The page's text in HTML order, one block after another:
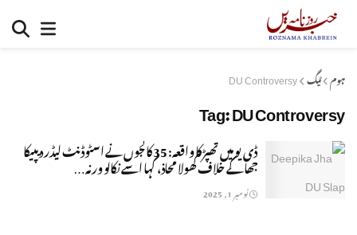
ہوم ٹیگ DU Controversy
Tag:DU Controversy
ڈی یو میں تھپڑ کا واقعہ: 35 کالجوں نے اسٹوڈنٹ لیڈر دیپیکا
جھا کے خلاف کھولا محاذ، کہا اسے نکالو ورنہ…
نومبر 1, 2025